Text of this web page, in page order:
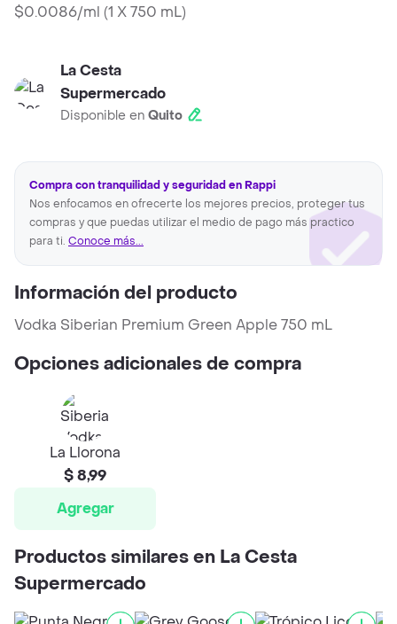
$0.0086/ml (1 X 750 mL)
La Cesta
Supermercado
Disponible en Quito
Compra con tranquilidad y seguridad en Rappi
Nos enfocamos en ofrecerte los mejores precios, proteger tus
compras y que puedas utilizar el medio de pago más practico
para ti. Conoce más...
Información del producto
Vodka Siberian Premium Green Apple 750 mL
Opciones adicionales de compra
La Llorona
$ 8,99
Agregar
Productos similares en La Cesta
Supermercado